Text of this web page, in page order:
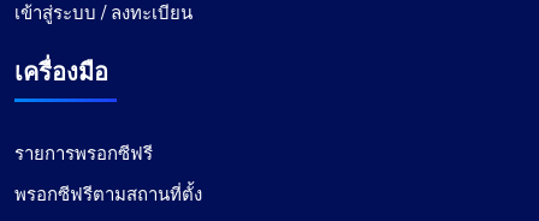
เข้าสู่ระบบ / ลงทะเบียน
เครื่องมือ
รายการพรอกซีฟรี
พรอกซีฟรีตามสถานที่ตั้ง